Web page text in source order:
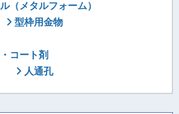
（メタルフォーム）
型枠用金物
コート剤
人通孔